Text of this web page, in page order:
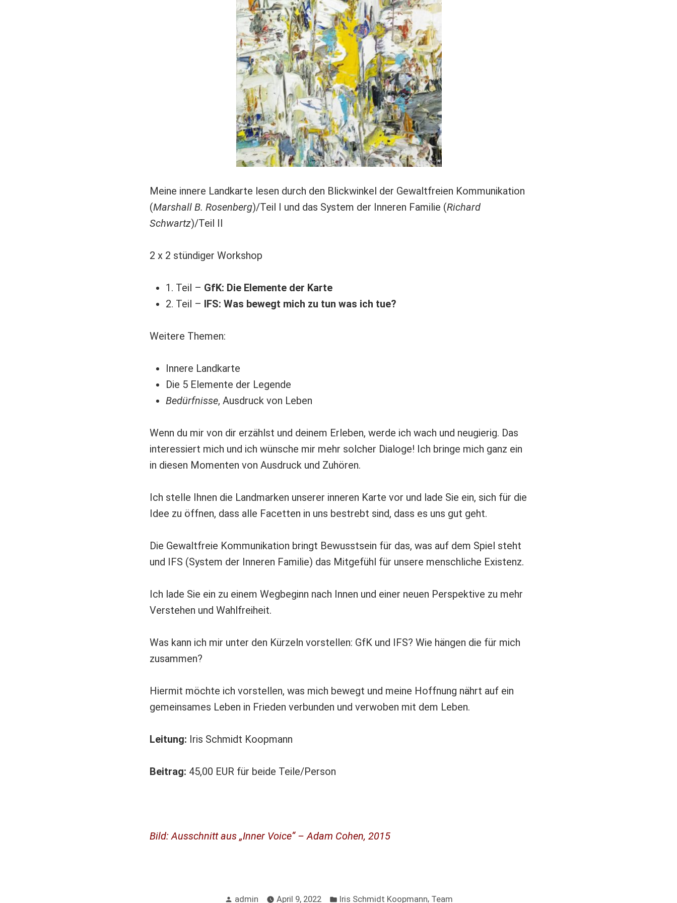
Meine innere Landkarte lesen durch den Blickwinkel der Gewaltfreien Kommunikation
(Marshall B. Rosenberg)/Teil I und das System der Inneren Familie (Richard
Schwartz)/Teil II
2 x 2 stündiger Workshop
1. Teil – GfK: Die Elemente der Karte
2. Teil – IFS: Was bewegt mich zu tun was ich tue?
Weitere Themen:
Innere Landkarte
Die 5 Elemente der Legende
Bedürfnisse, Ausdruck von Leben
Wenn du mir von dir erzählst und deinem Erleben, werde ich wach und neugierig. Das
interessiert mich und ich wünsche mir mehr solcher Dialoge! Ich bringe mich ganz ein
in diesen Momenten von Ausdruck und Zuhören.
Ich stelle Ihnen die Landmarken unserer inneren Karte vor und lade Sie ein, sich für die
Idee zu öffnen, dass alle Facetten in uns bestrebt sind, dass es uns gut geht.
Die Gewaltfreie Kommunikation bringt Bewusstsein für das, was auf dem Spiel steht
und IFS (System der Inneren Familie) das Mitgefühl für unsere menschliche Existenz.
Ich lade Sie ein zu einem Wegbeginn nach Innen und einer neuen Perspektive zu mehr
Verstehen und Wahlfreiheit.
Was kann ich mir unter den Kürzeln vorstellen: GfK und IFS? Wie hängen die für mich
zusammen?
Hiermit möchte ich vorstellen, was mich bewegt und meine Hoffnung nährt auf ein
gemeinsames Leben in Frieden verbunden und verwoben mit dem Leben.
Leitung: Iris Schmidt Koopmann
Beitrag: 45,00 EUR für beide Teile/Person
Bild: Ausschnitt aus „Inner Voice“ – Adam Cohen, 2015
Posted
admin April 9, 2022 Posted
Iris Schmidt Koopmann, Team